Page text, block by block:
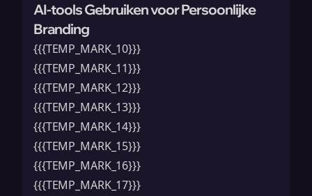
AI-tools Gebruiken voor Persoonlijke
Branding
{{{TEMP_MARK_10}}}
{{{TEMP_MARK_11}}}
{{{TEMP_MARK_12}}}
{{{TEMP_MARK_13}}}
{{{TEMP_MARK_14}}}
{{{TEMP_MARK_15}}}
{{{TEMP_MARK_16}}}
{{{TEMP_MARK_17}}}